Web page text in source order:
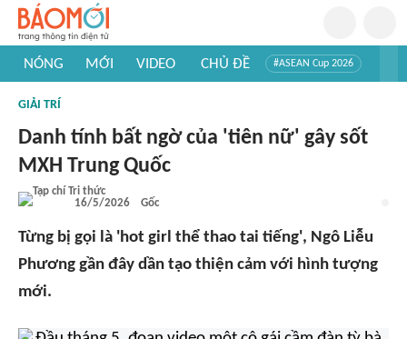
NÓNG MỚI VIDEO CHỦ ĐỀ #ASEAN Cup 2026
#Khám phá thế giới
GIẢI TRÍ
Danh tính bất ngờ của 'tiên nữ' gây sốt
MXH Trung Quốc
16/5/2026 Gốc
Từng bị gọi là 'hot girl thể thao tai tiếng', Ngô Liễu
Phương gần đây dần tạo thiện cảm với hình tượng
mới.